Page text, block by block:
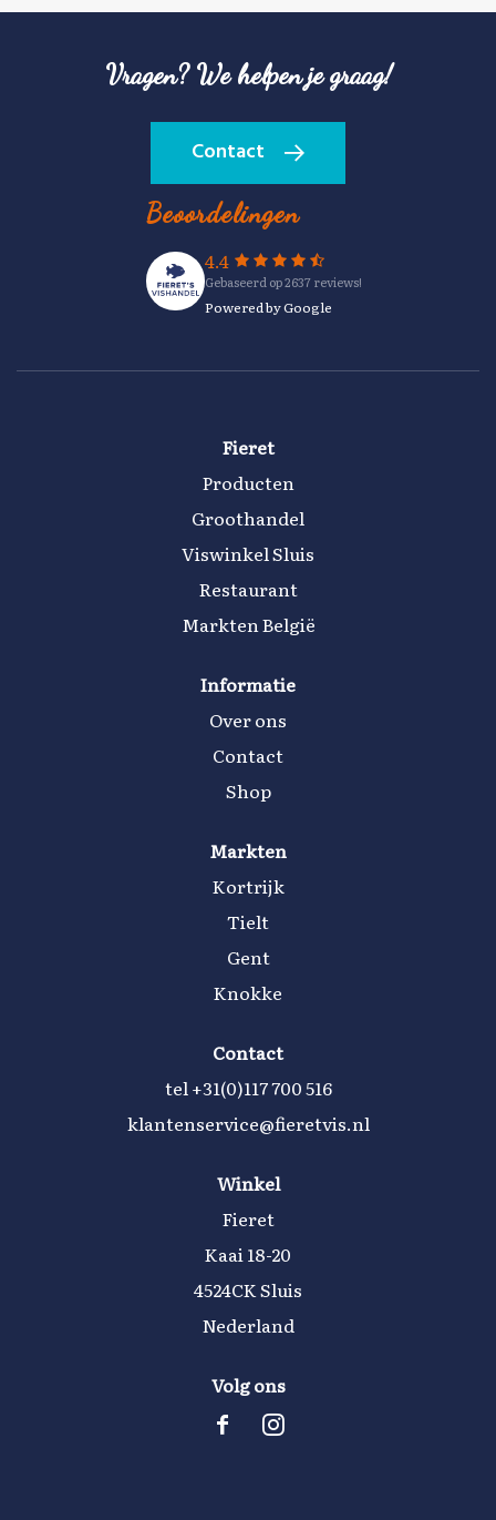
Vragen? We helpen je graag!
Contact
Beoordelingen
4.4
Gebaseerd op 2637 reviews!
Powered by Google
Fieret
Producten
Groothandel
Viswinkel Sluis
Restaurant
Markten België
Informatie
Over ons
Contact
Shop
Markten
Kortrijk
Tielt
Gent
Knokke
Contact
tel+31(0)117 700 516
klantenservice@fieretvis.nl
Winkel
Fieret
Kaai 18-20
4524CK Sluis
Nederland
Volg ons